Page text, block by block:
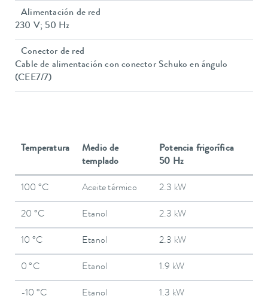
Alimentación de red
230 V; 50 Hz
Conector de red
Cable de alimentación con conector Schuko en ángulo
(CEE7/7)
Temperatura
Medio de
templado
Potencia frigorífica
50 Hz
100 °C Aceite térmico 2.3 kW
20 °C Etanol 2.3 kW
10 °C Etanol 2.3 kW
0 °C Etanol 1.9 kW
-10 °C Etanol 1.3 kW